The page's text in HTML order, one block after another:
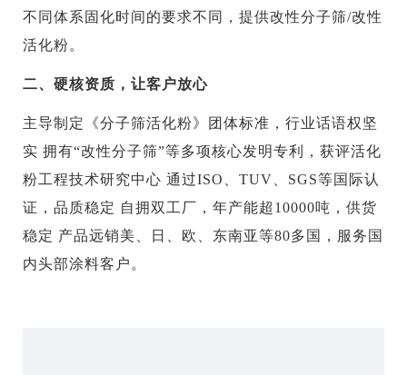
不同体系固化时间的要求不同，提供改性分子筛/改性
活化粉。
二、硬核资质，让客户放心
主导制定《分子筛活化粉》团体标准，行业话语权坚
实 拥有“改性分子筛”等多项核心发明专利，获评活化
粉工程技术研究中心 通过ISO、TUV、SGS等国际认
证，品质稳定 自拥双工厂，年产能超10000吨，供货
稳定 产品远销美、日、欧、东南亚等80多国，服务国
内头部涂料客户。